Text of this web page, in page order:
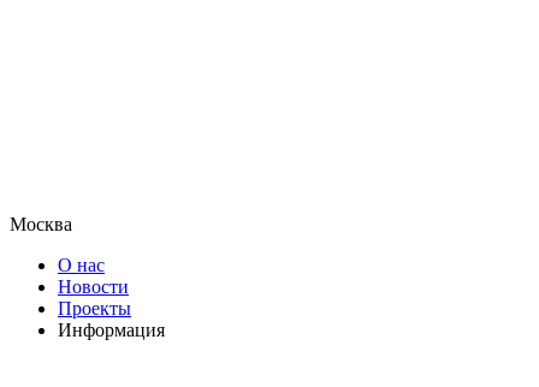
Москва
О нас
Новости
Проекты
Информация